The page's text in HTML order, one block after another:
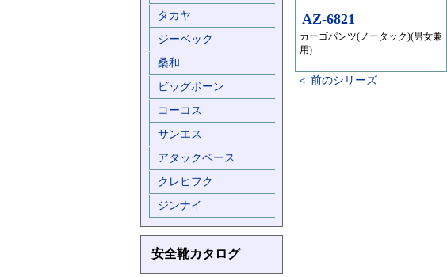
タカヤ
ジーベック
桑和
ビッグボーン
コーコス
サンエス
アタックベース
クレヒフク
ジンナイ
安全靴カタログ
AZ-6821
カーゴパンツ(ノータック)(男女兼
用)
＜ 前のシリーズ